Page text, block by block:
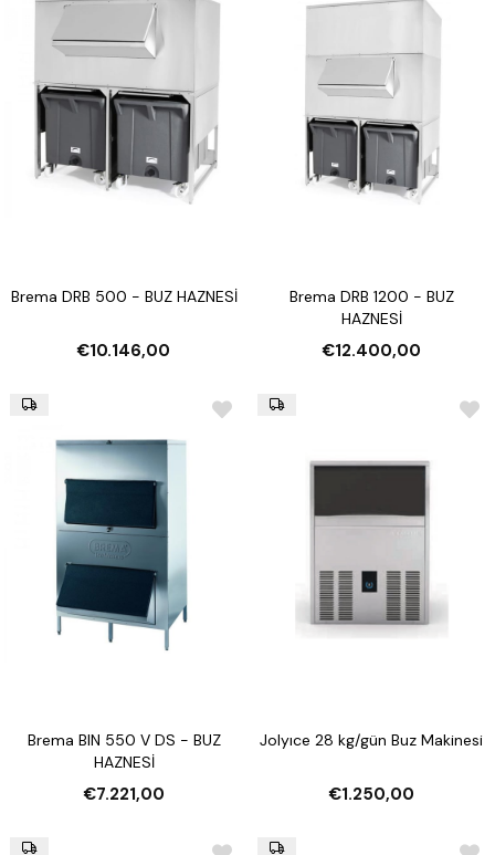
Brema DRB 500 - BUZ HAZNESİ
€10.146,00
Brema DRB 1200 - BUZ
HAZNESİ
€12.400,00
Brema BIN 550 V DS - BUZ
HAZNESİ
€7.221,00
Jolyıce 28 kg/gün Buz Makinesi
€1.250,00